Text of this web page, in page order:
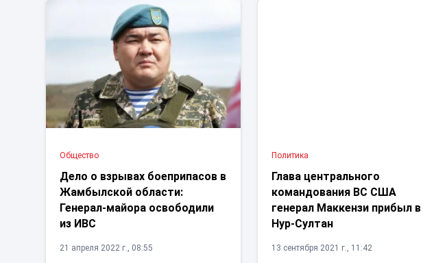
Общество
Дело о взрывах боеприпасов в
Жамбылской области:
Генерал-майора освободили
из ИВС
21 апреля 2022 г., 08:55
Политика
Глава центрального
командования ВС США
генерал Маккензи прибыл в
Нур-Султан
13 сентября 2021 г., 11:42